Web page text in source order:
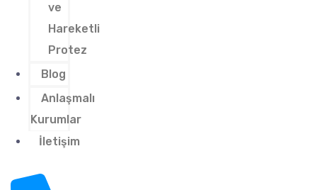
ve
Hareketli
Protez
Blog
Anlaşmalı
Kurumlar
İletişim